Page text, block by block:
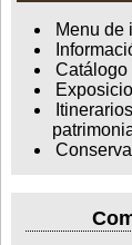
Menu de
Catálogo